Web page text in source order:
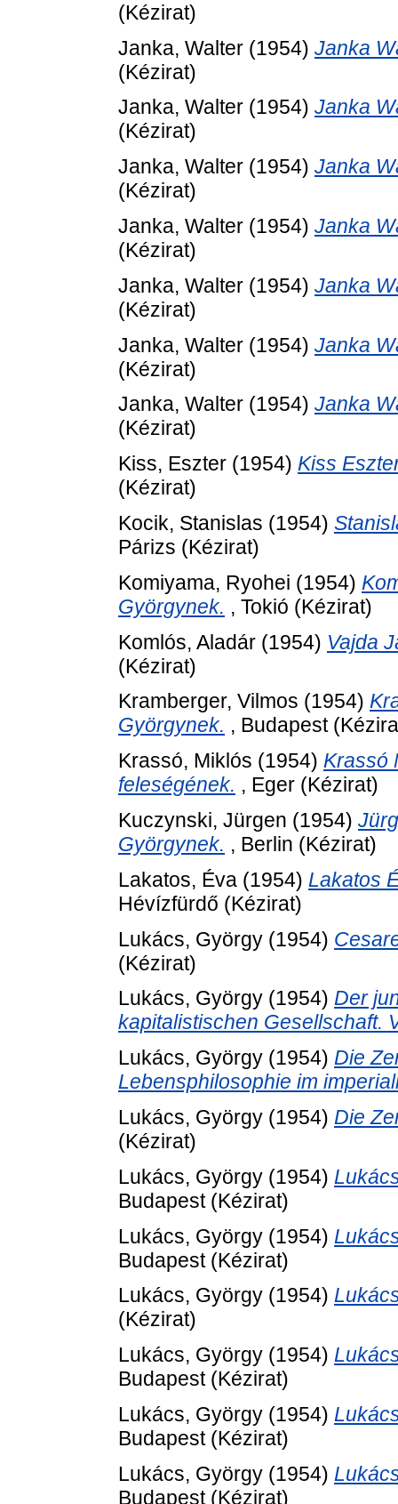
(Kézirat)
Janka, Walter (1954) Janka
(Kézirat)
Janka, Walter (1954) Janka
(Kézirat)
Janka, Walter (1954) Janka
(Kézirat)
Janka, Walter (1954) Janka
(Kézirat)
Janka, Walter (1954) Janka
(Kézirat)
Janka, Walter (1954) Janka
(Kézirat)
Janka, Walter (1954) Janka
(Kézirat)
Kiss, Eszter (1954) Kiss
(Kézirat)
Kocik, Stanislas (1954)
Párizs (Kézirat)
Komiyama, Ryohei (1954)
Györgynek. , Tokió (Kézirat)
Komlós, Aladár (1954) Vajda
(Kézirat)
Kramberger, Vilmos (1954)
Györgynek. , Budapest
Krassó, Miklós (1954) Krassó
feleségének. , Eger (Kézirat)
Kuczynski, Jürgen (1954)
Györgynek. , Berlin (Kézirat)
Lakatos, Éva (1954) Lakatos
Hévízfürdő (Kézirat)
Lukács, György (1954)
(Kézirat)
Lukács, György (1954) Der
kapitalistischen Gesellschaft.
Lukács, György (1954) Die
Lebensphilosophie im
Lukács, György (1954) Die
(Kézirat)
Lukács, György (1954)
Budapest (Kézirat)
Lukács, György (1954)
Budapest (Kézirat)
Lukács, György (1954)
(Kézirat)
Lukács, György (1954)
Budapest (Kézirat)
Lukács, György (1954)
Budapest (Kézirat)
Lukács, György (1954)
Budapest (Kézirat)